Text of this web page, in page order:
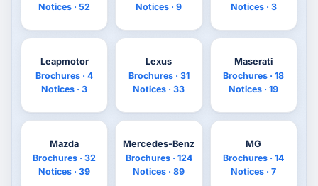
Notices · 52
Notices · 9
Notices · 3
Leapmotor
Brochures · 4
Notices · 3
Lexus
Brochures · 31
Notices · 33
Maserati
Brochures · 18
Notices · 19
Mazda
Brochures · 32
Notices · 39
Mercedes-Benz
Brochures · 124
Notices · 89
MG
Brochures · 14
Notices · 7